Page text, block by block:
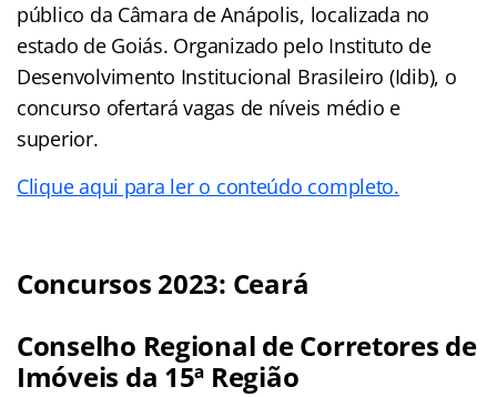
público da Câmara de Anápolis, localizada no
estado de Goiás. Organizado pelo Instituto de
Desenvolvimento Institucional Brasileiro (Idib), o
concurso ofertará vagas de níveis médio e
superior.
Clique aqui para ler o conteúdo completo.
Concursos 2023: Ceará
Conselho Regional de Corretores de
Imóveis da 15ª Região